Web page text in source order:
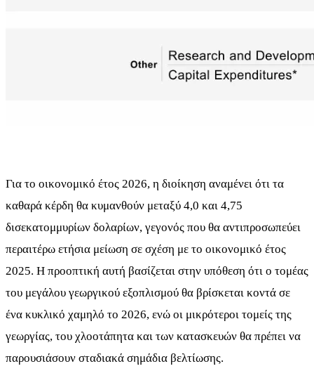
Για το οικονομικό έτος 2026, η διοίκηση αναμένει ότι τα
καθαρά κέρδη θα κυμανθούν μεταξύ 4,0 και 4,75
δισεκατομμυρίων δολαρίων, γεγονός που θα αντιπροσωπεύει
περαιτέρω ετήσια μείωση σε σχέση με το οικονομικό έτος
2025. Η προοπτική αυτή βασίζεται στην υπόθεση ότι ο τομέας
του μεγάλου γεωργικού εξοπλισμού θα βρίσκεται κοντά σε
ένα κυκλικό χαμηλό το 2026, ενώ οι μικρότεροι τομείς της
γεωργίας, του χλοοτάπητα και των κατασκευών θα πρέπει να
παρουσιάσουν σταδιακά σημάδια βελτίωσης.